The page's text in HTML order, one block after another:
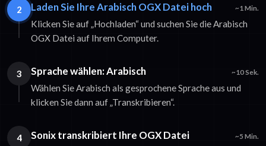
2 Laden Sie Ihre Arabisch OGX Datei hoch ~1 Min.
Klicken Sie auf „Hochladen“ und suchen Sie die Arabisch
OGX Datei auf Ihrem Computer.
3 Sprache wählen: Arabisch ~10 Sek.
Wählen Sie Arabisch als gesprochene Sprache aus und
klicken Sie dann auf „Transkribieren“.
4 Sonix transkribiert Ihre OGX Datei ~5 Min.